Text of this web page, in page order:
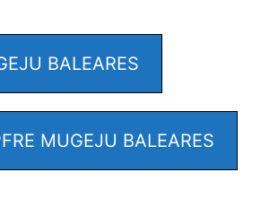
BALEARES
MUGEJU BALEARES